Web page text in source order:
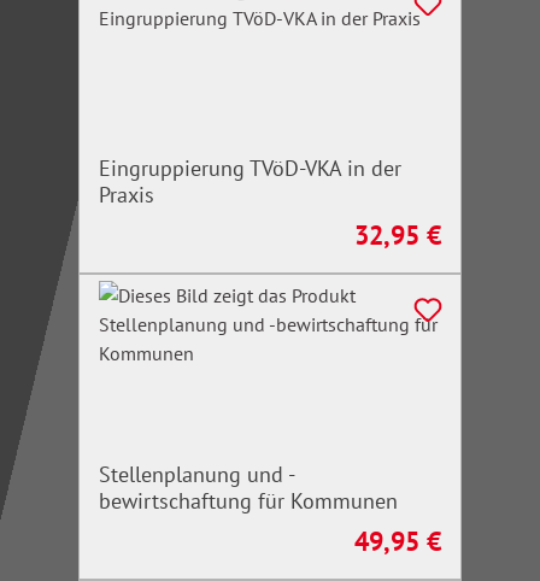
Eingruppierung TVöD-VKA in der
Praxis
Regulärer Preis:
32,95 €
Stellenplanung und -
bewirtschaftung für Kommunen
Regulärer Preis:
49,95 €